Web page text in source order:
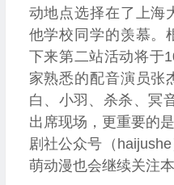
动地点选择在了上海
他学校同学的羡慕。
下来第二站活动将于
家熟悉的配音演员张
白、小羽、杀杀、冥
出席现场，更重要的
剧社公众号（
萌动漫也会继续关注